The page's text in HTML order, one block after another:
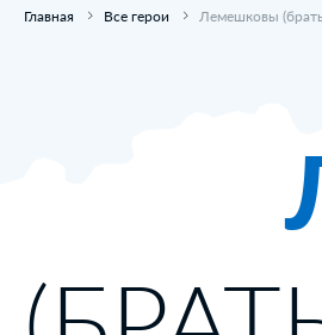
Главная Все герои Лемешковы